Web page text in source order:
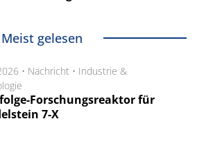
Meist gelesen
• Nachricht • Industrie &
Forschungsreaktor für
7-X